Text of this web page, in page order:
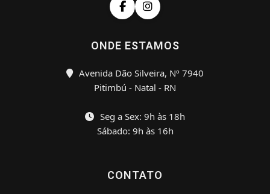
ONDE ESTAMOS
Avenida Dão Silveira, Nº 7940
Pitimbú - Natal - RN
Seg a Sex: 9h às 18h
Sábado: 9h às 16h
CONTATO